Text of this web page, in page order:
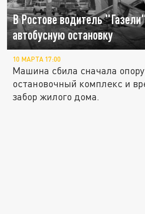
В Ростове водитель
автобусную остановку
10 МАРТА 17:00
Машина сбила сначала
остановочный комплекс и
забор жилого дома.